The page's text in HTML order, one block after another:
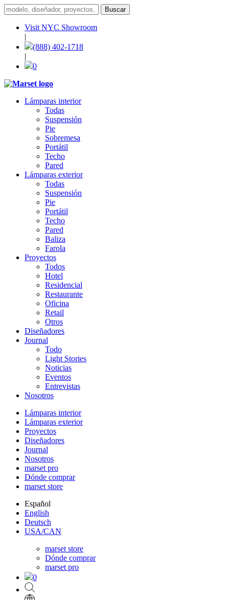
Visit NYC Showroom
|
(888) 402-1718
|
0
Lámparas interior
Todas
Suspensión
Pie
Sobremesa
Portátil
Techo
Pared
Lámparas exterior
Todas
Suspensión
Pie
Portátil
Techo
Pared
Baliza
Farola
Proyectos
Todos
Hotel
Residencial
Restaurante
Oficina
Retail
Otros
Diseñadores
Journal
Todo
Light Stories
Noticias
Eventos
Entrevistas
Nosotros
Lámparas interior
Lámparas exterior
Proyectos
Diseñadores
Journal
Nosotros
marset pro
Dónde comprar
marset store
Español
English
Deutsch
USA/CAN
marset store
Dónde comprar
marset pro
0